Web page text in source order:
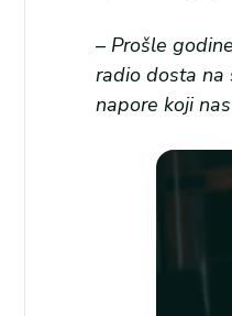
– Prošle
radio dosta na
napore koji